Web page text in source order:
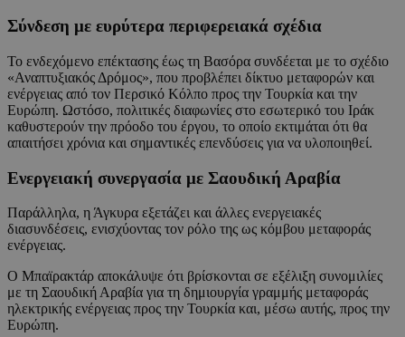
Σύνδεση με ευρύτερα περιφερειακά σχέδια
Το ενδεχόμενο επέκτασης έως τη Βασόρα συνδέεται με το σχέδιο
«Αναπτυξιακός Δρόμος», που προβλέπει δίκτυο μεταφορών και
ενέργειας από τον Περσικό Κόλπο προς την Τουρκία και την
Ευρώπη. Ωστόσο, πολιτικές διαφωνίες στο εσωτερικό του Ιράκ
καθυστερούν την πρόοδο του έργου, το οποίο εκτιμάται ότι θα
απαιτήσει χρόνια και σημαντικές επενδύσεις για να υλοποιηθεί.
Ενεργειακή συνεργασία με Σαουδική Αραβία
Παράλληλα, η Άγκυρα εξετάζει και άλλες ενεργειακές
διασυνδέσεις, ενισχύοντας τον ρόλο της ως κόμβου μεταφοράς
ενέργειας.
Ο Μπαϊρακτάρ αποκάλυψε ότι βρίσκονται σε εξέλιξη συνομιλίες
με τη Σαουδική Αραβία για τη δημιουργία γραμμής μεταφοράς
ηλεκτρικής ενέργειας προς την Τουρκία και, μέσω αυτής, προς την
Ευρώπη.